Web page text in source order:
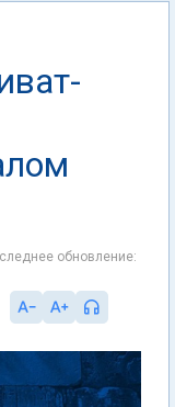
обновление: